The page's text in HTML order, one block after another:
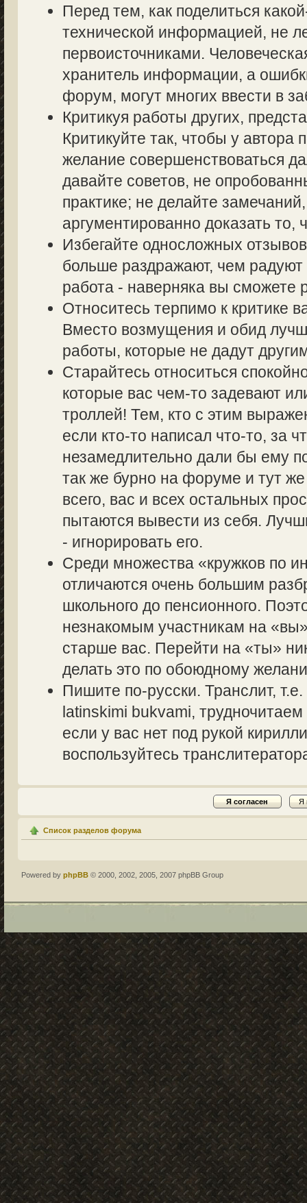
Перед тем, как поделиться
технической информацией, не
первоисточниками.
хранитель информации, а
форум, могут многих ввести в
Критикуя работы других,
Критикуйте так, чтобы у автора
желание совершенствоваться
давайте советов, не
практике; не делайте
аргументированно доказать то,
Избегайте односложных
больше раздражают, чем
работа - наверняка вы сможете
Относитесь терпимо к критике
Вместо возмущения и обид
работы, которые не дадут
Старайтесь относиться
которые вас чем-то задевают
троллей! Тем, кто с этим
если кто-то написал что-то, за
незамедлительно дали бы ему
так же бурно на форуме и тут
всего, вас и всех остальных
пытаются вывести из себя.
- игнорировать его.
Среди множества «кружков по
отличаются очень большим
школьного до пенсионного.
незнакомым участникам на
старше вас. Перейти на «ты»
делать это по обоюдному
Пишите по-русски. Транслит,
latinskimi bukvami,
если у вас нет под рукой
воспользуйтесь
Список разделов форума
Powered by phpBB © 2000, 2002, 2005, 2007 phpBB Group